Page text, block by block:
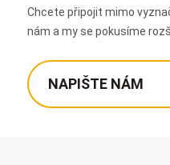
Chcete připojit mimo
nám a my se pokusíme
NAPIŠTE NÁM